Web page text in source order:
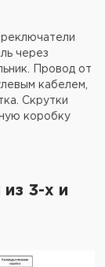
через
Провод от
кабелем,
Скрутки
коробку
3-х и